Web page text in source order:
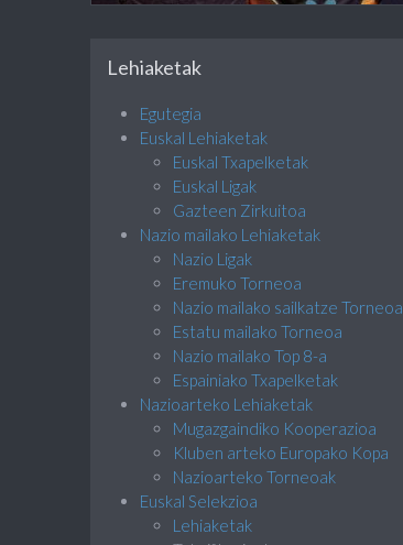
Lehiaketak
Egutegia
Euskal Lehiaketak
Euskal Txapelketak
Euskal Ligak
Gazteen Zirkuitoa
Nazio mailako Lehiaketak
Nazio Ligak
Eremuko Torneoa
Nazio mailako sailkatze Torneoa
Estatu mailako Torneoa
Nazio mailako Top 8-a
Espainiako Txapelketak
Nazioarteko Lehiaketak
Mugazgaindiko Kooperazioa
Kluben arteko Europako Kopa
Nazioarteko Torneoak
Euskal Selekzioa
Lehiaketak